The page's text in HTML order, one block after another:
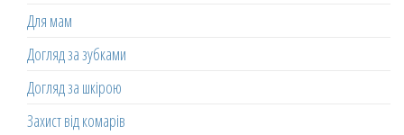
Для мам
Догляд за зубками
Догляд за шкірою
Захист від комарів